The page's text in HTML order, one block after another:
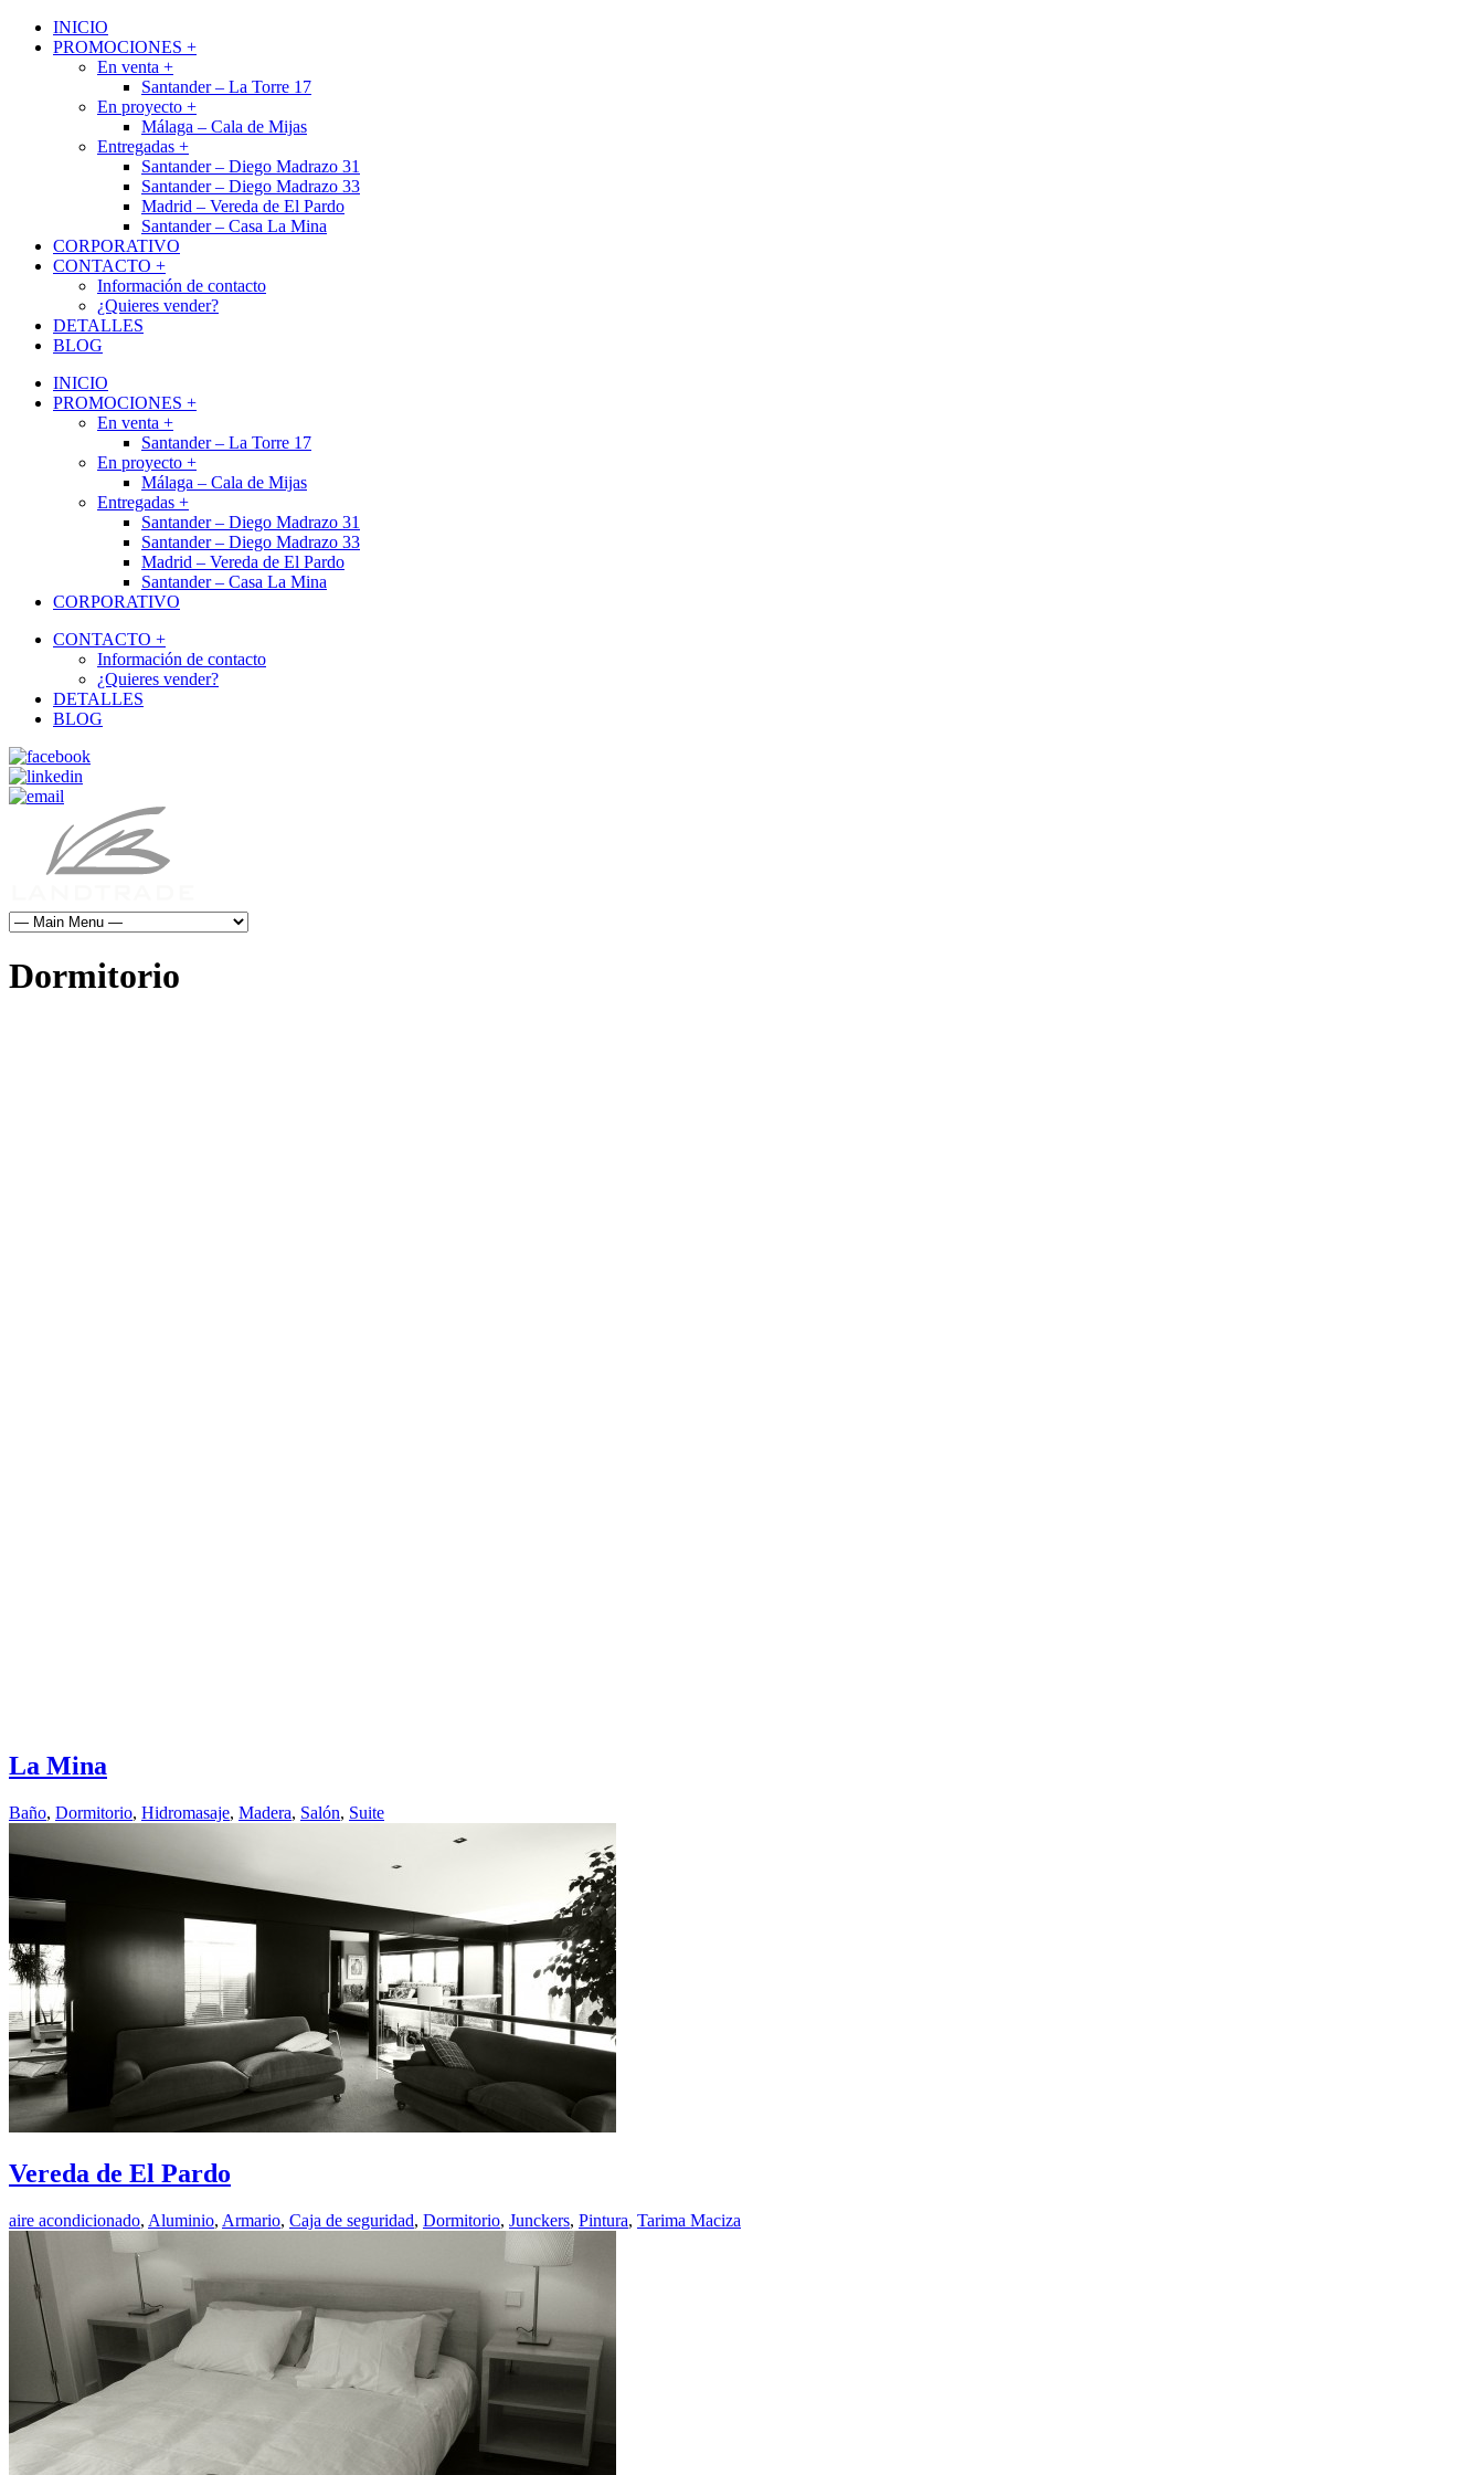
INICIO
PROMOCIONES +
En venta +
Santander – La Torre 17
En proyecto +
Málaga – Cala de Mijas
Entregadas +
Santander – Diego Madrazo 31
Santander – Diego Madrazo 33
Madrid – Vereda de El Pardo
Santander – Casa La Mina
CORPORATIVO
CONTACTO +
Información de contacto
¿Quieres vender?
DETALLES
BLOG
INICIO
PROMOCIONES +
En venta +
Santander – La Torre 17
En proyecto +
Málaga – Cala de Mijas
Entregadas +
Santander – Diego Madrazo 31
Santander – Diego Madrazo 33
Madrid – Vereda de El Pardo
Santander – Casa La Mina
CORPORATIVO
CONTACTO +
Información de contacto
¿Quieres vender?
DETALLES
BLOG
Dormitorio
La Mina
Baño, Dormitorio, Hidromasaje, Madera, Salón, Suite
Vereda de El Pardo
aire acondicionado, Aluminio, Armario, Caja de seguridad, Dormitorio, Junckers, Pintura, Tarima Maciza